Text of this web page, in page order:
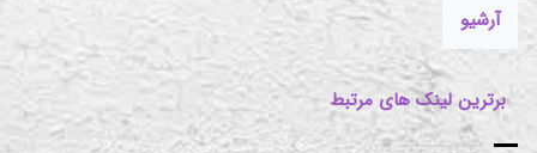
آرشیو
برترین لینک های مرتبط